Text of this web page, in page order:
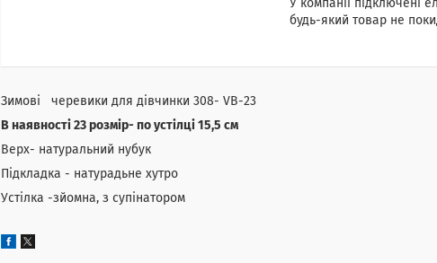
У компанії підключені
будь-який товар не
Зимові черевики для дівчинки 308- VB-23
В наявності 23 розмір- по устілці 15,5 см
Верх- натуральний нубук
Підкладка - натурадьне хутро
Устілка -зйомна, з супінатором